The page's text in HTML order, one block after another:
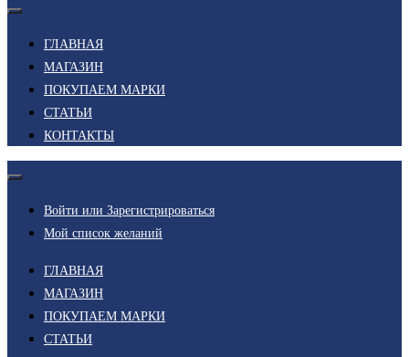
ГЛАВНАЯ
МАГАЗИН
ПОКУПАЕМ МАРКИ
СТАТЬИ
КОНТАКТЫ
Войти или Зарегистрироваться
Мой список желаний
ГЛАВНАЯ
МАГАЗИН
ПОКУПАЕМ МАРКИ
СТАТЬИ